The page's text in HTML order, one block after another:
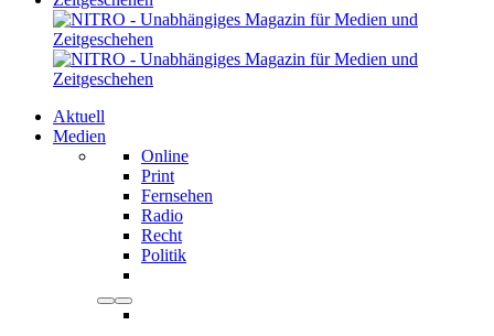
Aktuell
Medien
Online
Print
Fernsehen
Radio
Recht
Politik